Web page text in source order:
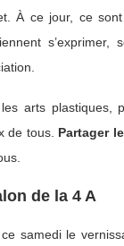
À ce jour, ce
arts plastiques,
de tous. Partager
de la 4 A
samedi le